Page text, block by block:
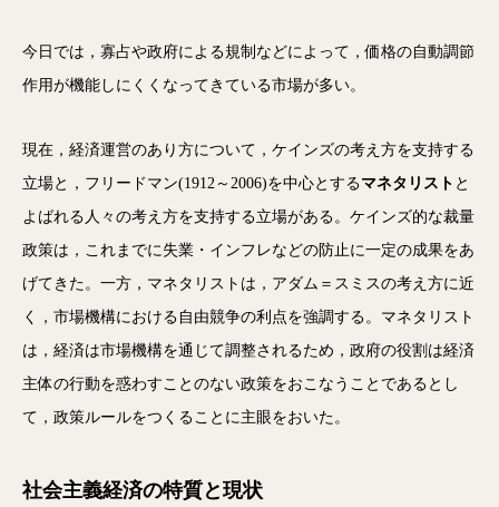
今日では，寡占や政府による規制などによって，価格の自動調節
作用が機能しにくくなってきている市場が多い。
現在，経済運営のあり方について，ケインズの考え方を支持する
立場と，フリードマン(1912～2006)を中心とするマネタリスト と
よばれる人々の考え方を支持する立場がある。ケインズ的な裁量
政策は，これまでに失業・インフレなどの防止に一定の成果をあ
げてきた。一方，マネタリストは，アダム＝スミスの考え方に近
く，市場機構における自由競争の利点を強調する。マネタリスト
は，経済は市場機構を通じて調整されるため，政府の役割は経済
主体の行動を惑わすことのない政策をおこなうことであるとし
て，政策ルールをつくることに主眼をおいた。
社会主義経済の特質と現状